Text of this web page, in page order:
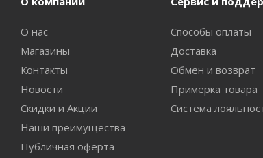
О нас
Магазины
Контакты
Новости
Скидки и Акции
Наши преимущества
Публичная оферта
Способы оплаты
Доставка
Обмен и возврат
Примерка товара
Система